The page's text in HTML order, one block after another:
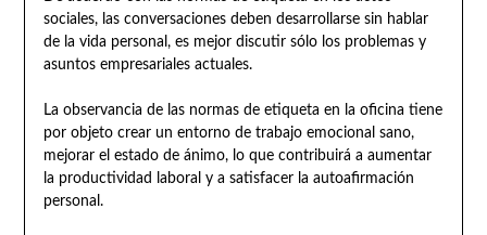
sociales, las conversaciones deben desarrollarse sin hablar
de la vida personal, es mejor discutir sólo los problemas y
asuntos empresariales actuales.
La observancia de las normas de etiqueta en la oficina tiene
por objeto crear un entorno de trabajo emocional sano,
mejorar el estado de ánimo, lo que contribuirá a aumentar
la productividad laboral y a satisfacer la autoafirmación
personal.